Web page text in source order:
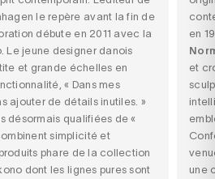
le repère avant la fin de
débute en 2011 avec la
Le jeune designer danois
et grande échelles en
« Dans mes
ajouter de détails inutiles. »
désormais qualifiées de «
simplicité et
phare de la collection
dont les lignes pures sont
en
et
une